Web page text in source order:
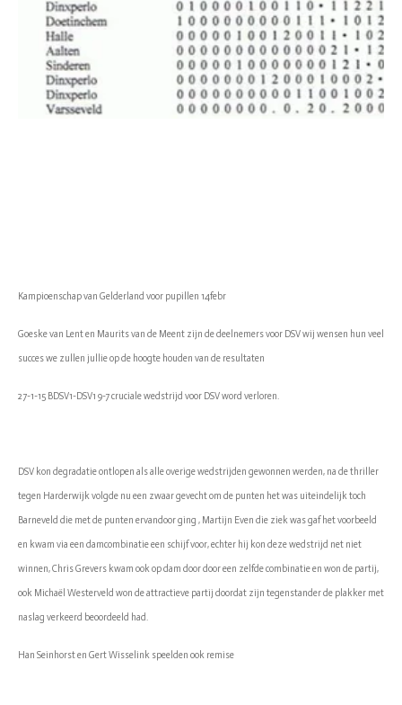
Kampioenschap van Gelderland voor pupillen 14febr
Goeske van Lent en Maurits van de Meent zijn de deelnemers voor DSV wij wensen hun veel
succes we zullen jullie op de hoogte houden van de resultaten
27-1-15 BDSV1-DSV1 9-7 cruciale wedstrijd voor DSV word verloren.
DSV kon degradatie ontlopen als alle overige wedstrijden gewonnen werden, na de thriller
tegen Harderwijk volgde nu een zwaar gevecht om de punten het was uiteindelijk toch
Barneveld die met de punten ervandoor ging , Martijn Even die ziek was gaf het voorbeeld
en kwam via een damcombinatie een schijf voor, echter hij kon deze wedstrijd net niet
winnen, Chris Grevers kwam ook op dam door door een zelfde combinatie en won de partij,
ook Michaël Westerveld won de attractieve partij doordat zijn tegenstander de plakker met
naslag verkeerd beoordeeld had.
Han Seinhorst en Gert Wisselink speelden ook remise